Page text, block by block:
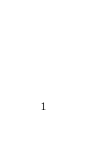
1